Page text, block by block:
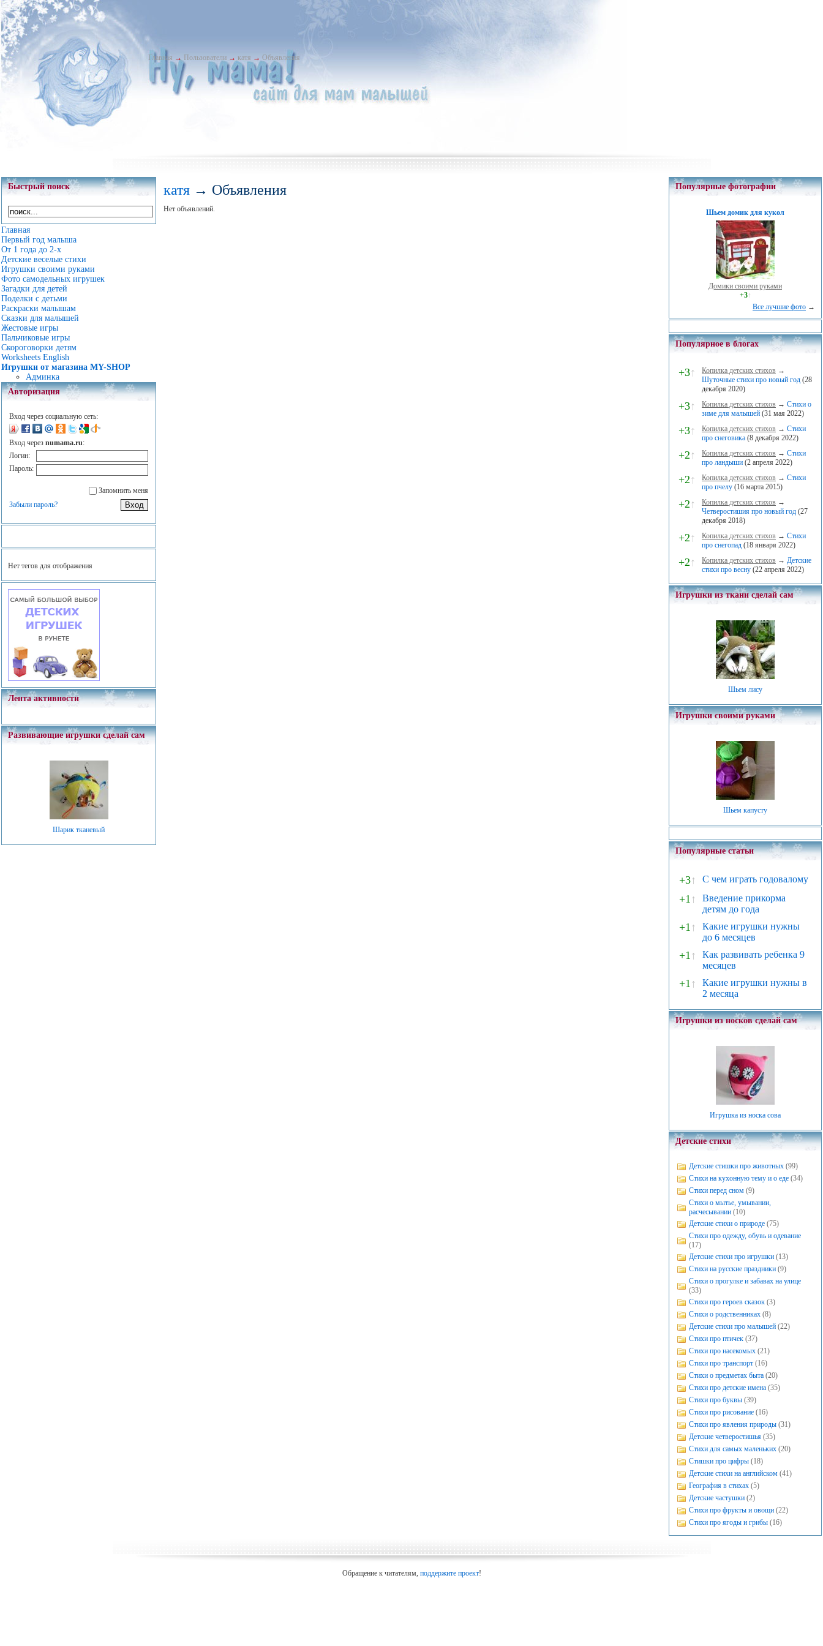
Главная → Пользователи → катя → Объявления
Быстрый поиск
Главная
Первый год малыша
От 1 года до 2-х
Детские веселые стихи
Игрушки своими руками
Фото самодельных игрушек
Загадки для детей
Поделки с детьми
Раскраски малышам
Сказки для малышей
Жестовые игры
Пальчиковые игры
Скороговорки детям
Worksheets English
Игрушки от магазина MY-SHOP
Админка
Авторизация
Вход через социальную сеть:
Вход через numama.ru:
Логин:
Пароль:
Запомнить меня
Забыли пароль?
Нет тегов для отображения
Лента активности
Развивающие игрушки сделай сам
Шарик тканевый
катя → Объявления
Нет объявлений.
Популярные фотографии
Шьем домик для кукол
Домики своими руками
+3↑
Все лучшие фото →
Популярное в блогах
+3↑ Копилка детских стихов →
Шуточные стихи про новый год (28
декабря 2020)
+3↑ Копилка детских стихов → Стихи о
зиме для малышей (31 мая 2022)
+3↑ Копилка детских стихов → Стихи
про снеговика (8 декабря 2022)
+2↑ Копилка детских стихов → Стихи
про ландыши (2 апреля 2022)
+2↑ Копилка детских стихов → Стихи
про пчелу (16 марта 2015)
+2↑ Копилка детских стихов →
Четверостишия про новый год (27
декабря 2018)
+2↑ Копилка детских стихов → Стихи
про снегопад (18 января 2022)
+2↑ Копилка детских стихов → Детские
стихи про весну (22 апреля 2022)
Игрушки из ткани сделай сам
Шьем лису
Игрушки своими руками
Шьем капусту
Популярные статьи
+3↑ С чем играть годовалому
+1↑
Введение прикорма
детям до года
+1↑
Какие игрушки нужны
до 6 месяцев
+1↑
Как развивать ребенка 9
месяцев
+1↑
Какие игрушки нужны в
2 месяца
Игрушки из носков сделай сам
Игрушка из носка сова
Детские стихи
Детские стишки про животных (99)
Стихи на кухонную тему и о еде (34)
Стихи перед сном (9)
Стихи о мытье, умывании,
расчесывании (10)
Детские стихи о природе (75)
Стихи про одежду, обувь и одевание
(17)
Детские стихи про игрушки (13)
Стихи на русские праздники (9)
Стихи о прогулке и забавах на улице
(33)
Стихи про героев сказок (3)
Стихи о родственниках (8)
Детские стихи про малышей (22)
Стихи про птичек (37)
Стихи про насекомых (21)
Стихи про транспорт (16)
Стихи о предметах быта (20)
Стихи про детские имена (35)
Стихи про буквы (39)
Стихи про рисование (16)
Стихи про явления природы (31)
Детские четверостишья (35)
Стихи для самых маленьких (20)
Стишки про цифры (18)
Детские стихи на английском (41)
География в стихах (5)
Детские частушки (2)
Стихи про фрукты и овощи (22)
Стихи про ягоды и грибы (16)
Обращение к читателям, поддержите проект!